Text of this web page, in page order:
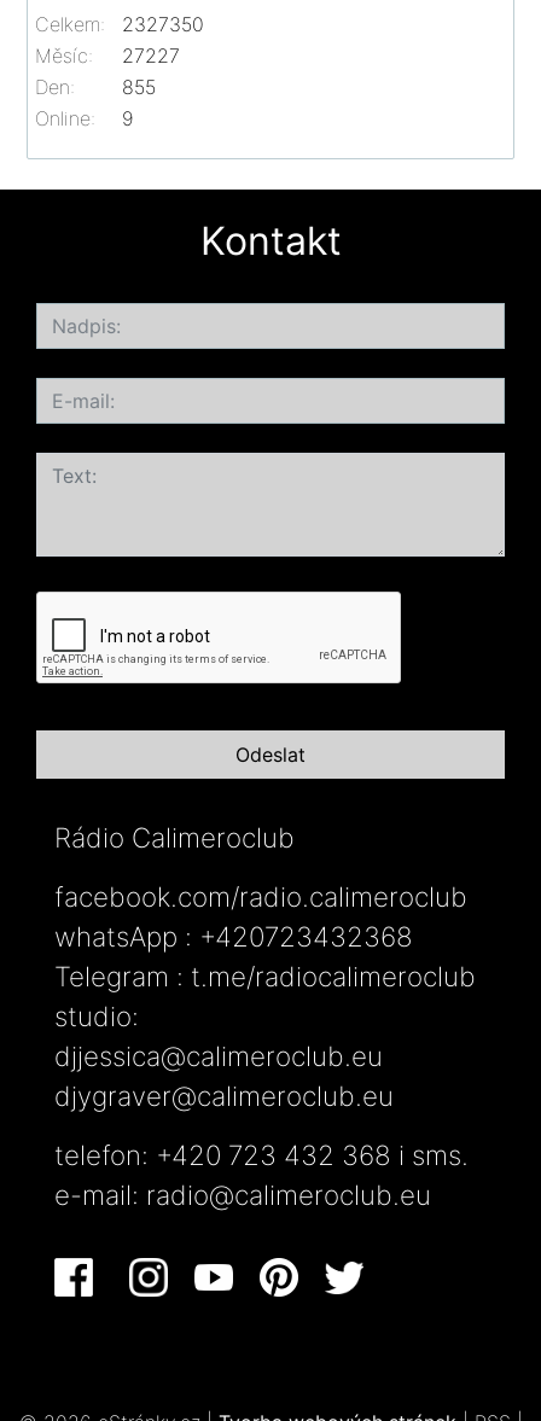
Online: 9
Celkem:
2327350
Měsíc:
27227
Den:
855
Kontakt
Rádio Calimeroclub
facebook.com/radio.calimeroclub
whatsApp : +420723432368
Telegram : t.me/radiocalimeroclub
studio:
djjessica@calimeroclub.eu
djygraver@calimeroclub.eu
telefon: +420 723 432 368 i sms.
e-mail: radio@calimeroclub.eu